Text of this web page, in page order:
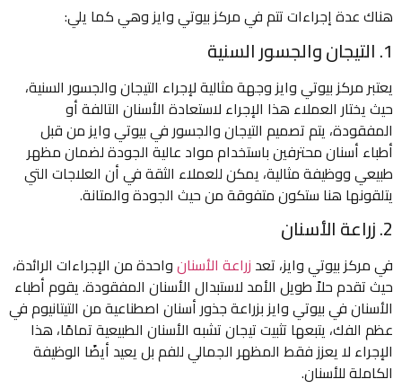
هناك عدة إجراءات تتم في مركز بيوتي وايز وهي كما يلي:
1. التيجان والجسور السنية
يعتبر مركز بيوتي وايز وجهة مثالية لإجراء التيجان والجسور السنية،
حيث يختار العملاء هذا الإجراء لاستعادة الأسنان التالفة أو
المفقودة، يتم تصميم التيجان والجسور في بيوتي وايز من قبل
أطباء أسنان محترفين باستخدام مواد عالية الجودة لضمان مظهر
طبيعي ووظيفة مثالية، يمكن للعملاء الثقة في أن العلاجات التي
يتلقونها هنا ستكون متفوقة من حيث الجودة والمتانة.
2. زراعة الأسنان
في مركز بيوتي وايز، تعد زراعة الأسنانواحدة من الإجراءات الرائدة،
حيث تقدم حلاً طويل الأمد لاستبدال الأسنان المفقودة. يقوم أطباء
الأسنان في بيوتي وايز بزراعة جذور أسنان اصطناعية من التيتانيوم في
عظم الفك، يتبعها تثبيت تيجان تشبه الأسنان الطبيعية تمامًا، هذا
الإجراء لا يعزز فقط المظهر الجمالي للفم بل يعيد أيضًا الوظيفة
الكاملة للأسنان.